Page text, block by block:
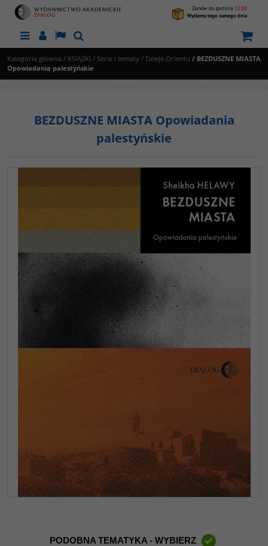
MenuPanelLangSzukaj
Kategoria główna / KSIĄŻKI / Serie i tematy / Dzieje Orientu / BEZDUSZNE MIASTA
Opowiadania palestyńskie
BEZDUSZNE MIASTA Opowiadania
palestyńskie
PODOBNA TEMATYKA - WYBIERZ